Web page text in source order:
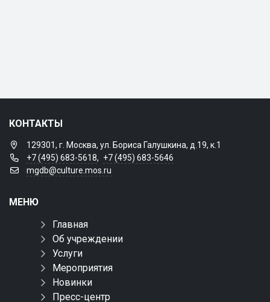
КОНТАКТЫ
129301, г. Москва, ул. Бориса Галушкина, д.19, к.1
+7 (495) 683-5618, +7 (495) 683-5646
mgdb@culture.mos.ru
МЕНЮ
Главная
Об учреждении
Услуги
Мероприятия
Новинки
Пресс-центр